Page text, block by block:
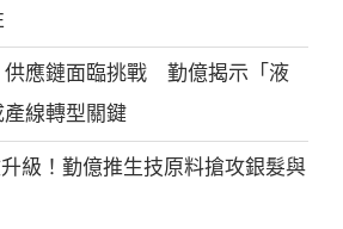
供應鏈面臨挑戰 勤億揭示「液
線轉型關鍵
級！勤億推生技原料搶攻銀髮與